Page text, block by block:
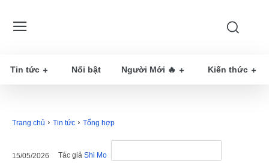
Tin tức Nổi bật Người Mới 🔥 Kiến thức
Trang chủ Tin tức Tổng hợp
15/05/2026 Tác giả Shi Mo